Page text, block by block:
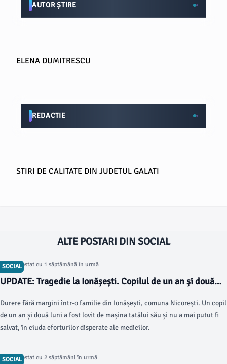
AUTOR ȘTIRE
ELENA DUMITRESCU
REDACTIE
STIRI DE CALITATE DIN JUDETUL GALATI
ALTE POSTARI DIN SOCIAL
SOCIAL
Articol postat cu 1 săptămână în urmă
UPDATE: Tragedie la Ionășești. Copilul de un an și două
Dumitriu Sâmbătă, 25 Iulie 2026 15:28
Durere fără margini într-o familie din Ionășești, comuna Nicorești. Un copil
de un an și două luni a fost lovit de mașina tatălui său și nu a mai putut fi
salvat, în ciuda eforturilor disperate ale medicilor.
SOCIAL
Articol postat cu 2 săptămâni în urmă